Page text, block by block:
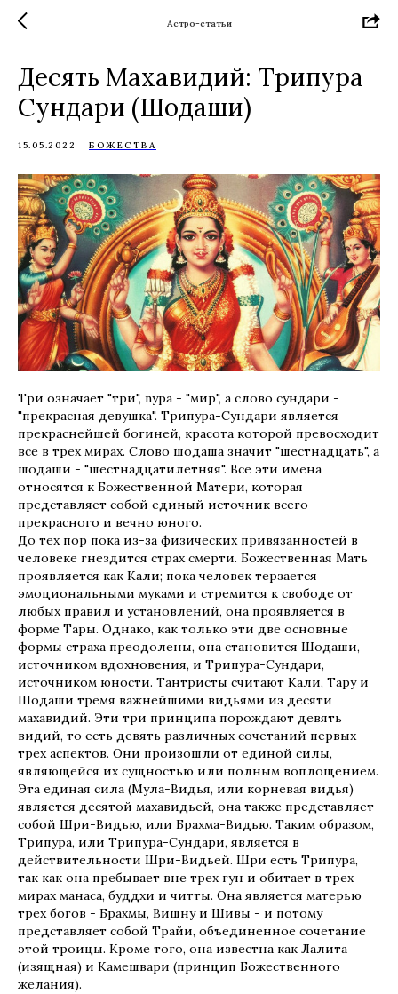
Астро-статьи
Десять Махавидий: Трипура
Сундари (Шодаши)
15.05.2022 БОЖЕСТВА
Три означает "три", nypa - "мир", а слово сундари -
"прекрасная девушка". Трипура-Сундари является
прекраснейшей богиней, красота которой превосходит
все в трех мирах. Слово шодаша значит "шестнадцать", а
шодаши - "шестнадцатилетняя". Все эти имена
относятся к Божественной Матери, которая
представляет собой единый источник всего
прекрасного и вечно юного.
До тех пор пока из-за физических привязанностей в
человеке гнездится страх смерти. Божественная Мать
проявляется как Кали; пока человек терзается
эмоциональными муками и стремится к свободе от
любых правил и установлений, она проявляется в
форме Тары. Однако, как только эти две основные
формы страха преодолены, она становится Шодаши,
источником вдохновения, и Трипура-Сундари,
источником юности. Тантристы считают Кали, Тару и
Шодаши тремя важнейшими видьями из десяти
махавидий. Эти три принципа порождают девять
видий, то есть девять различных сочетаний первых
трех аспектов. Они произошли от единой силы,
являющейся их сущностью или полным воплощением.
Эта единая сила (Мула-Видья, или корневая видья)
является десятой махавидьей, она также представляет
собой Шри-Видью, или Брахма-Видью. Таким образом,
Трипура, или Трипура-Сундари, является в
действительности Шри-Видьей. Шри есть Трипура,
так как она пребывает вне трех гун и обитает в трех
мирах манаса, буддхи и читты. Она является матерью
трех богов - Брахмы, Вишну и Шивы - и потому
представляет собой Трайи, объединенное сочетание
этой троицы. Кроме того, она известна как Лалита
(изящная) и Камешвари (принцип Божественного
желания).